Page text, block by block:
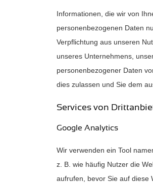
Informationen, die wir von
personenbezogenen Daten
Verpflichtung aus unseren
unseres Unternehmens,
personenbezogener Daten
dies zulassen und Sie dem
Services von
Google Analytics
Wir verwenden ein Tool
z. B. wie häufig Nutzer die
aufrufen, bevor Sie auf diese